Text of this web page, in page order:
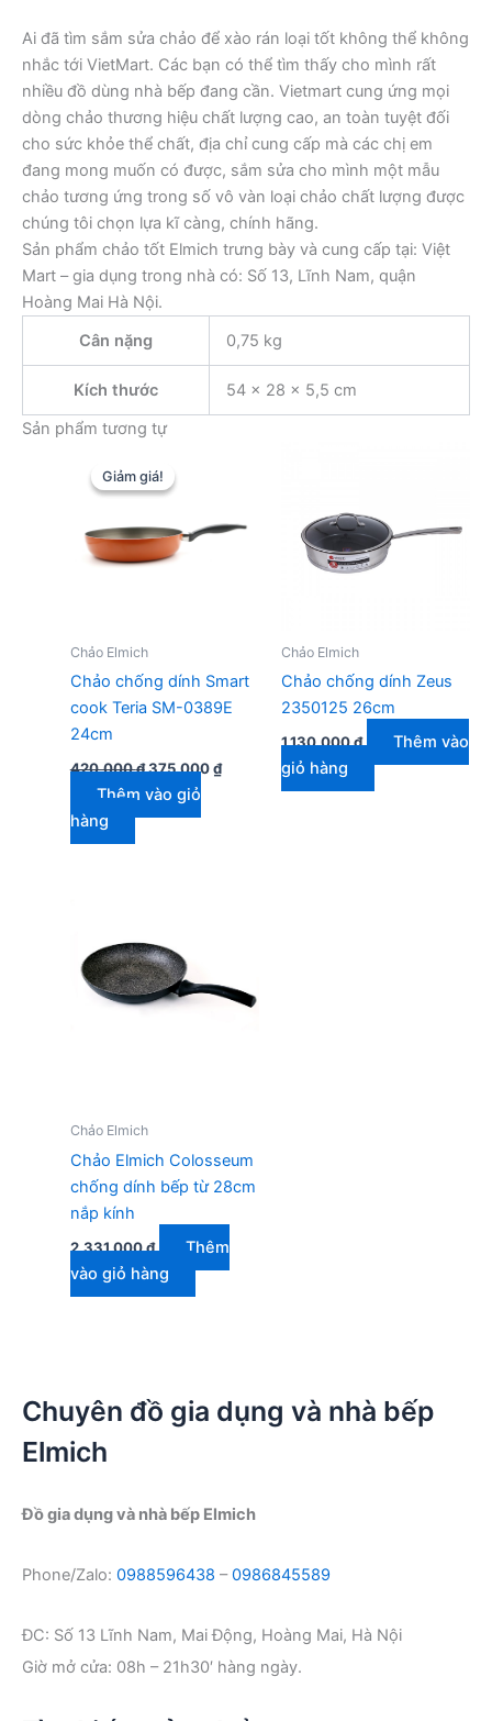
Ai đã tìm sắm sửa chảo để xào rán loại tốt không thể không
nhắc tới VietMart. Các bạn có thể tìm thấy cho mình rất
nhiều đồ dùng nhà bếp đang cần. Vietmart cung ứng mọi
dòng chảo thương hiệu chất lượng cao, an toàn tuyệt đối
cho sức khỏe thể chất, địa chỉ cung cấp mà các chị em
đang mong muốn có được, sắm sửa cho mình một mẫu
chảo tương ứng trong số vô vàn loại chảo chất lượng được
chúng tôi chọn lựa kĩ càng, chính hãng.
Sản phẩm chảo tốt Elmich trưng bày và cung cấp tại: Việt
Mart – gia dụng trong nhà có: Số 13, Lĩnh Nam, quận
Hoàng Mai Hà Nội.
Cân nặng
0,75 kg
Kích thước
54 × 28 × 5,5 cm
Sản phẩm tương tự
Giảm giá!
Giảm giá!
Chảo Elmich
Chảo chống dính Smart
cook Teria SM-0389E
24cm
420.000₫ Giá
là:
420.000 ₫.
375.000₫Giá
hiện
Thêm vào giỏ
hàng
Chảo Elmich
Chảo chống dính Zeus
2350125 26cm
1.130.000₫
Thêm vào
giỏ hàng
Chảo Elmich
Chảo Elmich Colosseum
chống dính bếp từ 28cm
nắp kính
2.331.000₫
Thêm
vào giỏ hàng
Chuyên đồ gia dụng và nhà bếp
Elmich
Đồ gia dụng và nhà bếp Elmich
Phone/Zalo: 0988596438 –0986845589
ĐC: Số 13 Lĩnh Nam, Mai Động, Hoàng Mai, Hà Nội
Giờ mở cửa: 08h – 21h30′ hàng ngày.